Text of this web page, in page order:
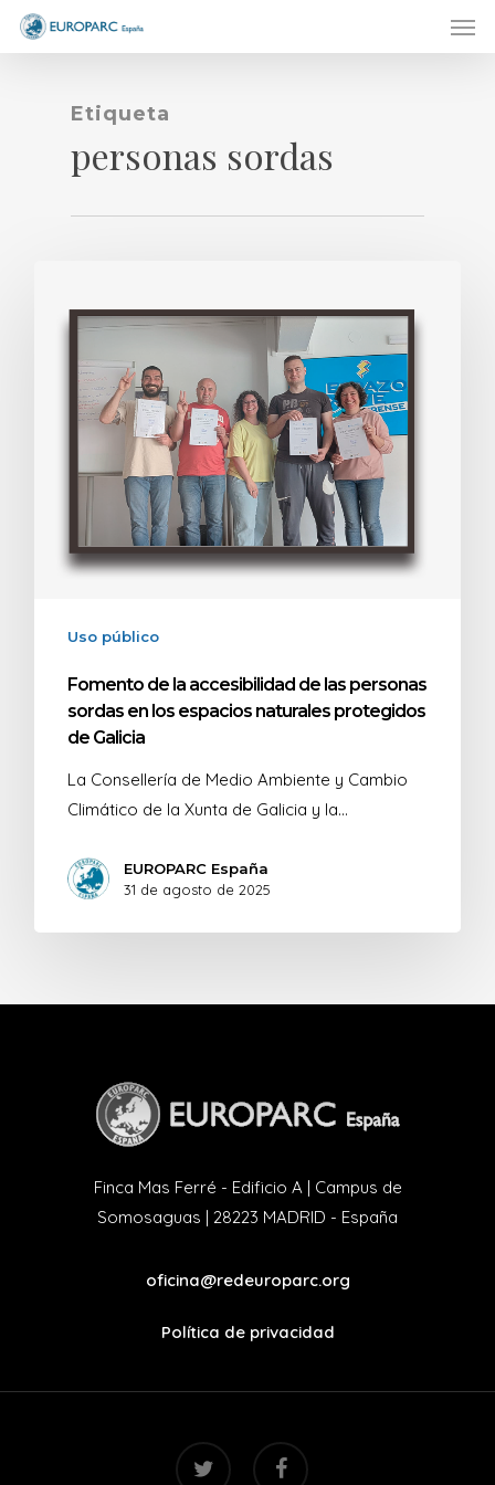
Skip
Etiqueta
personas sordas
Uso público
Fomento de la accesibilidad de las personas
sordas en los espacios naturales protegidos
de Galicia
La Consellería de Medio Ambiente y Cambio
Climático de la Xunta de Galicia y la…
EUROPARC España
31 de agosto de 2025
Finca Mas Ferré - Edificio A | Campus de
Somosaguas | 28223 MADRID - España
oficina@redeuroparc.org
Política de privacidad
twitter facebook